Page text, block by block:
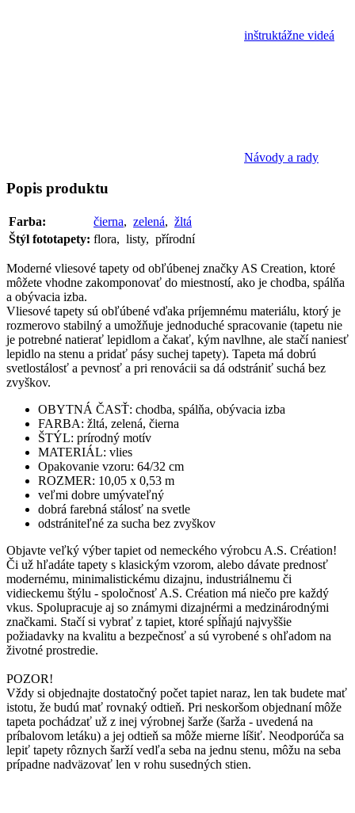
inštruktážne videá
Návody a rady
Popis produktu
Farba: čierna, zelená, žltá
Štýl fototapety: flora, listy, přírodní
Moderné vliesové tapety od obľúbenej značky AS Creation, ktoré
môžete vhodne zakomponovať do miestností, ako je chodba, spálňa
a obývacia izba.
Vliesové tapety sú obľúbené vďaka príjemnému materiálu, ktorý je
rozmerovo stabilný a umožňuje jednoduché spracovanie (tapetu nie
je potrebné natierať lepidlom a čakať, kým navlhne, ale stačí naniesť
lepidlo na stenu a pridať pásy suchej tapety). Tapeta má dobrú
svetlostálosť a pevnosť a pri renovácii sa dá odstrániť suchá bez
zvyškov.
OBYTNÁ ČASŤ: chodba, spálňa, obývacia izba
FARBA: žltá, zelená, čierna
ŠTÝL: prírodný motív
MATERIÁL: vlies
Opakovanie vzoru: 64/32 cm
ROZMER: 10,05 x 0,53 m
veľmi dobre umývateľný
dobrá farebná stálosť na svetle
odstrániteľné za sucha bez zvyškov
Objavte veľký výber tapiet od nemeckého výrobcu A.S. Création!
Či už hľadáte tapety s klasickým vzorom, alebo dávate prednosť
modernému, minimalistickému dizajnu, industriálnemu či
vidieckemu štýlu - spoločnosť A.S. Création má niečo pre každý
vkus. Spolupracuje aj so známymi dizajnérmi a medzinárodnými
značkami. Stačí si vybrať z tapiet, ktoré spĺňajú najvyššie
požiadavky na kvalitu a bezpečnosť a sú vyrobené s ohľadom na
životné prostredie.
POZOR!
Vždy si objednajte dostatočný počet tapiet naraz, len tak budete mať
istotu, že budú mať rovnaký odtieň. Pri neskoršom objednaní môže
tapeta pochádzať už z inej výrobnej šarže (šarža - uvedená na
príbalovom letáku) a jej odtieň sa môže mierne líšiť. Neodporúča sa
lepiť tapety rôznych šarží vedľa seba na jednu stenu, môžu na seba
prípadne nadväzovať len v rohu susedných stien.